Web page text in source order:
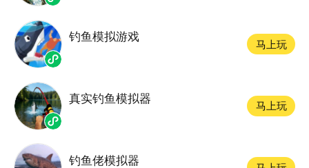
钓鱼模拟游戏
马上玩
真实钓鱼模拟器
马上玩
钓鱼佬模拟器